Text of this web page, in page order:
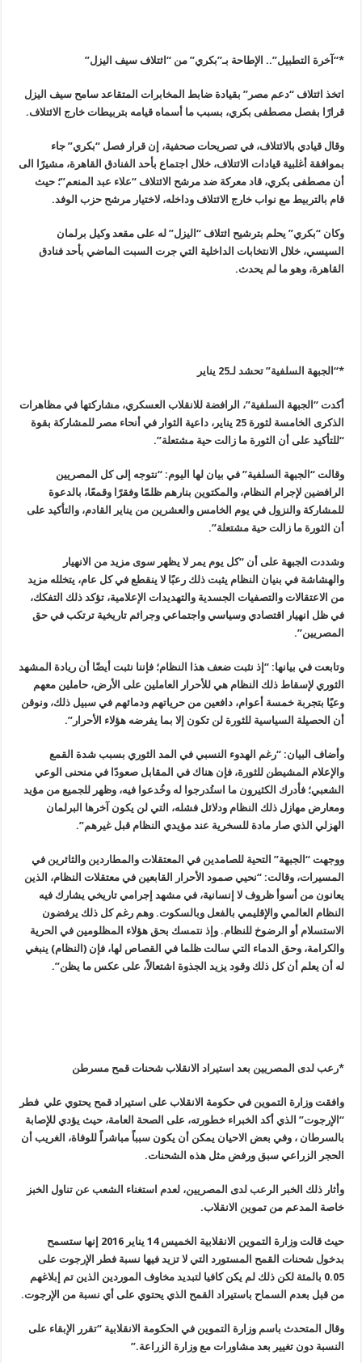
*
“آخرة التطبيل”.. الإطاحة بـ”بكري” من “ائتلاف سيف اليزل”
اتخذ ائتلاف “دعم مصر” بقيادة ضابط المخابرات المتقاعد سامح سيف اليزل
قرارًا بفصل مصطفى بكري، بسبب ما أسماه قيامه بتربيطات خارج الائتلاف.
وقال قيادي بالائتلاف، في تصريحات صحفية، إن قرار فصل “بكري” جاء
بموافقة أغلبية قيادات الائتلاف، خلال اجتماع بأحد الفنادق القاهرة، مشيرًا الى
أن مصطفى بكري، قاد معركة ضد مرشح الائتلاف “علاء عبد المنعم”؛ حيث
قام بالتربيط مع نواب خارج الائتلاف وداخله، لاختيار مرشح حزب الوفد.
وكان “بكري” يحلم بترشيح ائتلاف “اليزل” له على مقعد وكيل برلمان
السيسي، خلال الانتخابات الداخلية التي جرت السبت الماضي بأحد فنادق
القاهرة، وهو ما لم يحدث.
*
“الجبهة السلفية” تحشد لـ25 يناير
أكدت “الجبهة السلفية”، الرافضة للانقلاب العسكري، مشاركتها في مظاهرات
الذكرى الخامسة لثورة 25 يناير، داعية الثوار في أنحاء مصر للمشاركة بقوة
“للتأكيد على أن الثورة ما زالت حية مشتعلة”.
وقالت “الجبهة السلفية” في بيان لها اليوم: “نتوجه إلى كل المصريين
الرافضين لإجرام النظام، والمكتوين بنارهم ظلمًا وفقرًا وقمعًا، بالدعوة
للمشاركة والنزول في يوم الخامس والعشرين من يناير القادم، والتأكيد على
أن الثورة ما زالت حية مشتعلة”.
وشددت الجبهة على أن “كل يوم يمر لا يظهر سوى مزيد من الانهيار
والهشاشة في بنيان النظام يثبت ذلك رعبًا لا ينقطع في كل عام، يتخلله مزيد
من الاعتقالات والتصفيات الجسدية والتهديدات الإعلامية، تؤكد ذلك التفكك،
في ظل انهيار اقتصادي وسياسي واجتماعي وجرائم تاريخية ترتكب في حق
المصريين”.
وتابعت في بيانها: “إذ نثبت ضعف هذا النظام؛ فإننا نثبت أيضًا أن ريادة المشهد
الثوري لإسقاط ذلك النظام هي للأحرار العاملين على الأرض، حاملين معهم
وعيًا بتجربة خمسة أعوام، دافعين من حرياتهم ودمائهم في سبيل ذلك، ونوقن
أن الحصيلة السياسية للثورة لن تكون إلا بما يفرضه هؤلاء الأحرار”.
وأضاف البيان: “رغم الهدوء النسبي في المد الثوري بسبب شدة القمع
والإعلام المشيطن للثورة، فإن هناك في المقابل صعودًا في منحنى الوعي
الشعبي؛ فأدرك الكثيرون ما استُدرجوا له وخُدعوا فيه، وظهر للجميع من مؤيد
ومعارض مهازل ذلك النظام ودلائل فشله، التي لن يكون آخرها البرلمان
الهزلي الذي صار مادة للسخرية عند مؤيدي النظام قبل غيرهم”.
ووجهت “الجبهة” التحية للصامدين في المعتقلات والمطاردين والثائرين في
المسيرات، وقالت: “نحيي صمود الأحرار القابعين في معتقلات النظام، الذين
يعانون من أسوأ ظروف لا إنسانية، في مشهد إجرامي تاريخي يشارك فيه
النظام العالمي والإقليمي بالفعل وبالسكوت. وهم رغم كل ذلك يرفضون
الاستسلام أو الرضوخ للنظام. وإذ نتمسك بحق هؤلاء المظلومين في الحرية
والكرامة، وحق الدماء التي سالت ظلما في القصاص لها، فإن (النظام) ينبغي
له أن يعلم أن كل ذلك وقود يزيد الجذوة اشتعالاً، على عكس ما يظن”.
*رعب لدى المصريين بعد استيراد الانقلاب شحنات قمح مسرطن
وافقت وزارة التموين في حكومة الانقلاب على استيراد قمح يحتوي علي فطر
“الإرجوت” الذي أكد الخبراء خطورته، على الصحة العامة، حيث يؤدي للإصابة
بالسرطان ، وفي بعض الاحيان يمكن أن يكون سبباً مباشراً للوفاة، الغريب أن
الحجر الزراعي سبق ورفض مثل هذه الشحنات.
وأثار ذلك الخبر الرعب لدى المصريين، لعدم استغناء الشعب عن تناول الخبز
خاصة المدعم من تموين الانقلاب.
حيث قالت وزارة التموين الانقلابية الخميس 14 يناير 2016 إنها ستسمح
بدخول شحنات القمح المستورد التي لا تزيد فيها نسبة فطر الإرجوت على
0.05 بالمئة لكن ذلك لم يكن كافيا لتبديد مخاوف الموردين الذين تم إبلاغهم
من قبل بعدم السماح باستيراد القمح الذي يحتوي على أي نسبة من الإرجوت.
وقال المتحدث باسم وزارة التموين في الحكومة الانقلابية “تقرر الإبقاء على
النسبة دون تغيير بعد مشاورات مع وزارة الزراعة.”